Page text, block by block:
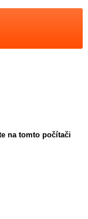
na tomto počítači